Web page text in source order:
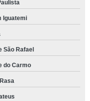
Iguatemi
São Rafael
do Carmo